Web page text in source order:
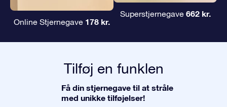
Online Stjernegave 178 kr.
Superstjernegave 662 kr.
Tilføj en funklen
Få din stjernegave til at stråle
med unikke tilføjelser!